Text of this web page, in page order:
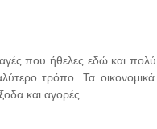
που ήθελες εδώ και
τρόπο. Τα οικονομικά
και αγορές.